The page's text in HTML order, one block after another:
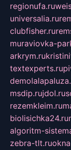
regionufa.ru
universalia.ru
clubfisher.ru
muraviovka-
arkrym.ru
textexperts.ru
msdip.rujdol.ru
rezemkleim.ru
biolisichka24.ru
algoritm-
zebra-tlt.ru